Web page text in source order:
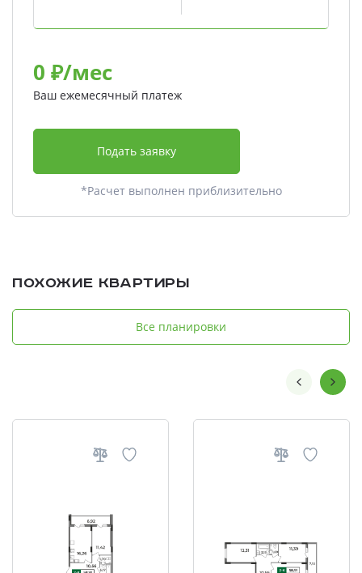
0 ₽/мес
Ваш ежемесячный платеж
Подать заявку
*Расчет выполнен приблизительно
Похожие квартиры
Все планировки